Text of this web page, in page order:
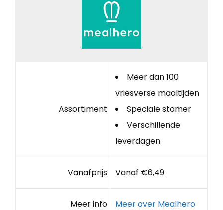
Assortiment
Meer dan 100
vriesverse maaltijden
Speciale stomer
Verschillende
leverdagen
Vanafprijs Vanaf €6,49
Meer info Meer over Mealhero